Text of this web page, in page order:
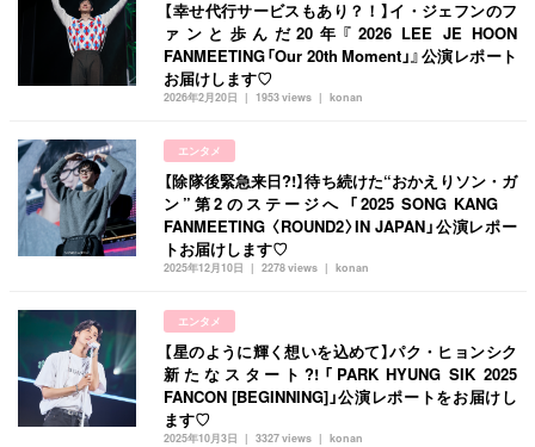
2026年2月20日 konan
1953 views
【幸せ代行サービスもあり？！】イ・ジェフンのフ
ァンと歩んだ20年『2026 LEE JE HOON
FANMEETING「Our 20th Moment」』公演レポート
お届けします♡
エンタメ
2025年12月10日 konan
2278 views
【除隊後緊急来日?!】待ち続けた“おかえりソン・ガ
ン”第2のステージへ 「2025 SONG KANG
FANMEETING 〈ROUND2〉IN JAPAN」公演レポー
トお届けします♡
エンタメ
2025年10月3日 konan
3327 views
【星のように輝く想いを込めて】パク・ヒョンシク
新たなスタート?!「PARK HYUNG SIK 2025
FANCON [BEGINNING]」公演レポートをお届けし
ます♡